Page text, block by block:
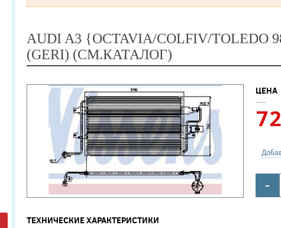
AUDI A3 {OCTAVIA/COLFIV/
(GERI) (СМ.КАТАЛОГ)
ЦЕНА
-
ТЕХНИЧЕСКИЕ ХАРАКТЕРИСТИКИ